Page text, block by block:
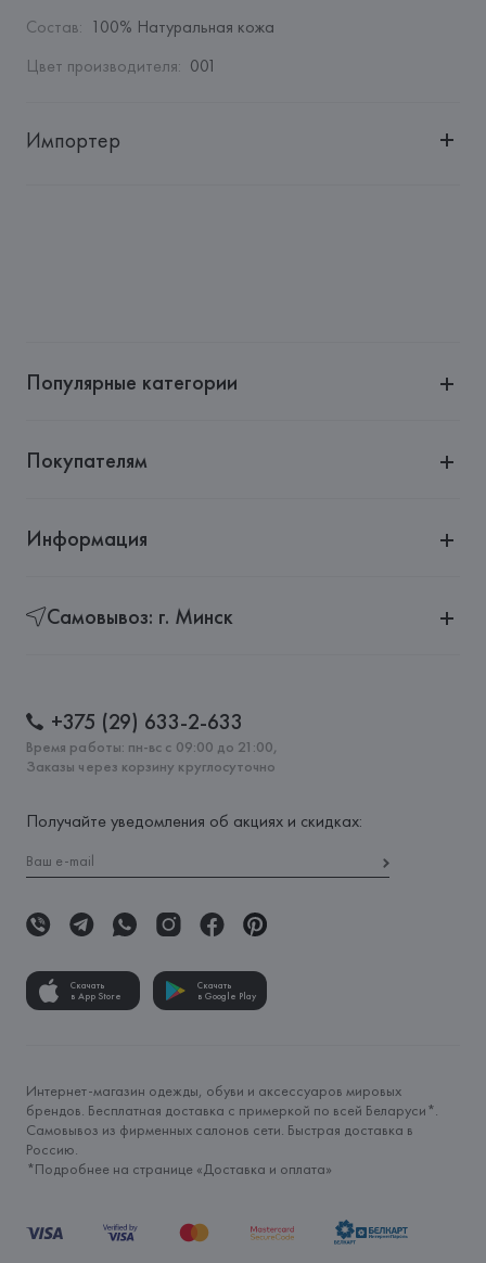
Состав: 100% Натуральная кожа
Цвет производителя: 001
Импортер
Страна происхождения товара:
Популярные категории
Покупателям
Информация
Самовывоз: г. Минск
+375 (29) 633-2-633
Время работы: пн-вс с 09:00 до 21:00,
Заказы через корзину круглосуточно
Получайте уведомления об акциях и скидках:
Скачать
в App Store
Скачать
в Google Play
Интернет-магазин одежды, обуви и аксессуаров мировых
брендов. Бесплатная доставка с примеркой по всей Беларуси*.
Самовывоз из фирменных салонов сети. Быстрая доставка в
Россию.
*Подробнее на странице «Доставка и оплата»